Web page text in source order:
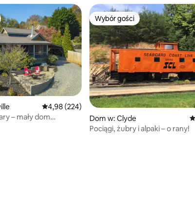
recenzji: 152
z kategorii Wybór gości
Średnia ocena: 4,98 na 5, liczba recenzji: 224
4,98 (224)
– mały dom
Wybór gości
Wybór gości
Dom w: Clyde
Pociągi, żubry i alpaki – o rany!